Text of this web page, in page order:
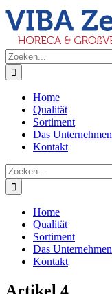
Ga
naar
inhoud
Zoeken
naar:
Home
Qualität
Sortiment
Das Unternehmen
Kontakt
Zoeken
naar:
Home
Qualität
Sortiment
Das Unternehmen
Kontakt